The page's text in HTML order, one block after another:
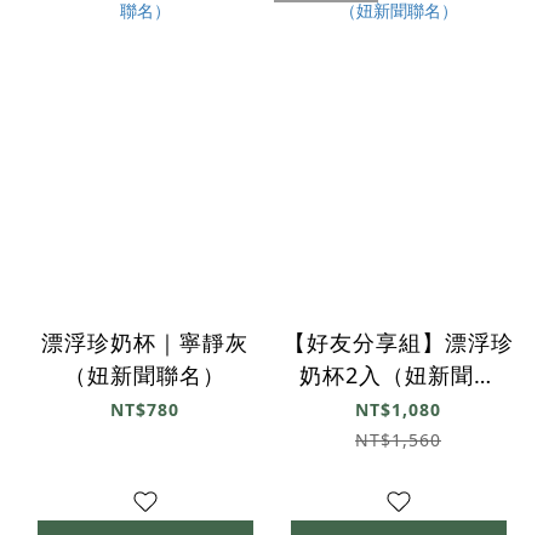
漂浮珍奶杯｜寧靜灰
（妞新聞聯名）
NT$780
【好友分享組】漂浮珍
奶杯2入（妞新聞聯
名）
NT$1,080
NT$1,560